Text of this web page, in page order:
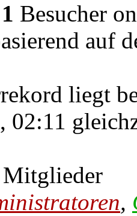
1 Besucher
auf
liegt
02:11
,